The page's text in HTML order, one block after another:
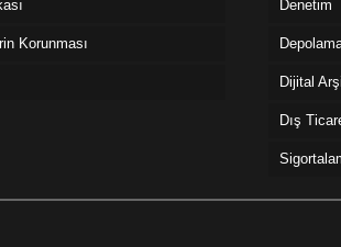
Korunması
Denetim
Dijital
Dış